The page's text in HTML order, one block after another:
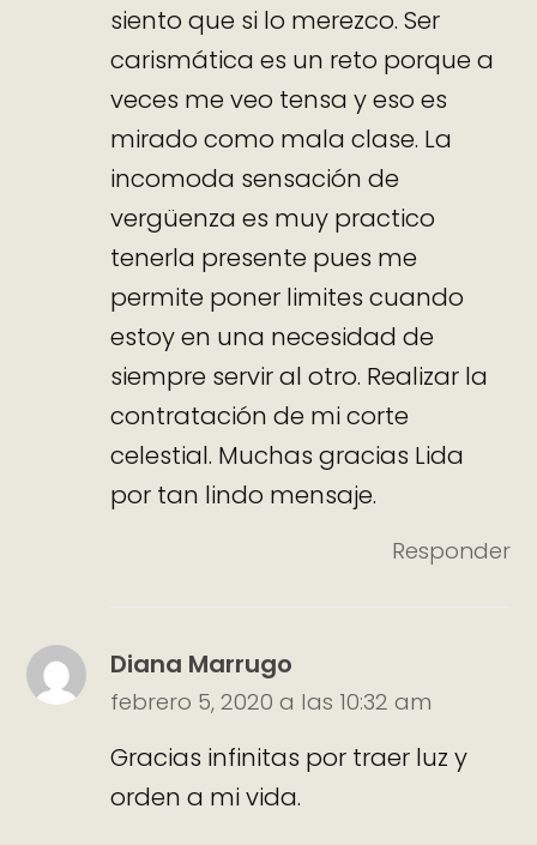
siento que si lo merezco. Ser
carismática es un reto porque a
veces me veo tensa y eso es
mirado como mala clase. La
incomoda sensación de
vergüenza es muy practico
tenerla presente pues me
permite poner limites cuando
estoy en una necesidad de
siempre servir al otro. Realizar la
contratación de mi corte
celestial. Muchas gracias Lida
por tan lindo mensaje.
Responder
Diana Marrugo
febrero 5, 2020 a las 10:32 am
Gracias infinitas por traer luz y
orden a mi vida.